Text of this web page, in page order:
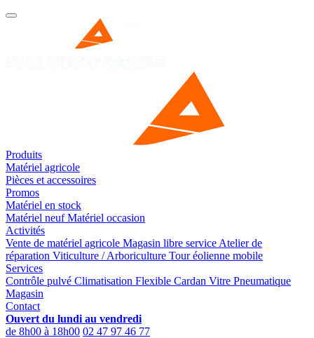
Produits
Matériel agricole
Pièces et accessoires
Promos
Matériel en stock
Matériel neufMatériel occasion
Activités
Vente de matériel agricole Magasin libre service Atelier de
réparation Viticulture / Arboriculture Tour éolienne mobile
Services
Contrôle pulvé Climatisation Flexible Cardan Vitre Pneumatique
Magasin
Contact
Ouvert du lundi au vendredi
de 8h00 à 18h00 02 47 97 46 77